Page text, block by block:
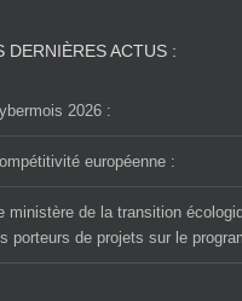
DERNIÈRES ACTUS :
2026 :
européenne :
ministère de la transition
porteurs de projets sur le